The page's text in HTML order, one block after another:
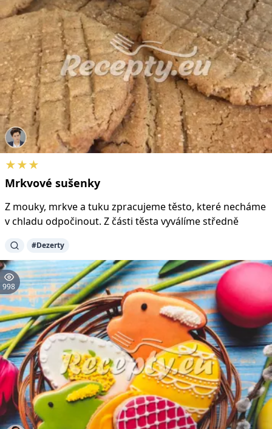
★★★
Mrkvové sušenky
Z mouky, mrkve a tuku zpracujeme těsto, které necháme
v chladu odpočinout. Z části těsta vyválíme středně
#Dezerty
998